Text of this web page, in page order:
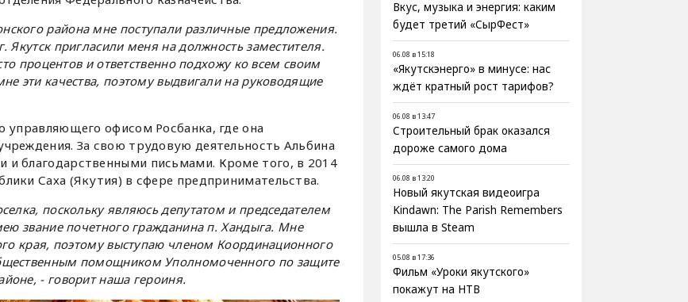
района мне поступали различные предложения.
Якутск пригласили меня на должность заместителя.
процентов и ответственно подхожу ко всем своим
эти качества, поэтому выдвигали на руководящие
управляющего офисом Росбанка, где она
За свою трудовую деятельность Альбина
и благодарственными письмами. Кроме того, в 2014
Саха (Якутия) в сфере предпринимательства.
поскольку являюсь депутатом и председателем
звание почетного гражданина п. Хандыга. Мне
края, поэтому выступаю членом Координационного
помощником Уполномоченного по защите
- говорит наша героиня.
Вкус, музыка и энергия: каким
будет третий «СырФест»
06.08 в 15:18
«Якутскэнерго» в минусе: нас
ждёт кратный рост тарифов?
06.08 в 13:47
Строительный брак оказался
дороже самого дома
06.08 в 13:20
Новый якутская видеоигра
Kindawn: The Parish Remembers
вышла в Steam
05.08 в 17:36
Фильм «Уроки якутского»
покажут на НТВ